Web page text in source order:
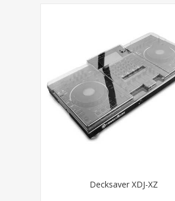
Decksaver XDJ-XZ